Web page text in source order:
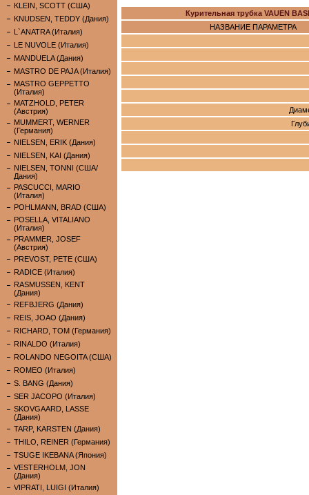
KLEIN, SCOTT (США)
KNUDSEN, TEDDY (Дания)
L`ANATRA (Италия)
LE NUVOLE (Италия)
MANDUELA (Дания)
MASTRO DE PAJA (Италия)
MASTRO GEPPETTO
(Италия)
MATZHOLD, PETER
(Австрия)
MUMMERT, WERNER
(Германия)
NIELSEN, ERIK (Дания)
NIELSEN, KAI (Дания)
NIELSEN, TONNI (США/
Дания)
PASCUCCI, MARIO
(Италия)
POHLMANN, BRAD (США)
POSELLA, VITALIANO
(Италия)
PRAMMER, JOSEF
(Австрия)
PREVOST, PETE (США)
RADICE (Италия)
RASMUSSEN, KENT
(Дания)
REFBJERG (Дания)
REIS, JOAO (Дания)
RICHARD, TOM (Германия)
RINALDO (Италия)
ROLANDO NEGOITA (США)
ROMEO (Италия)
S. BANG (Дания)
SER JACOPO (Италия)
SKOVGAARD, LASSE
(Дания)
TARP, KARSTEN (Дания)
THILO, REINER (Германия)
TSUGE IKEBANA (Япония)
VESTERHOLM, JON
(Дания)
VIPRATI, LUIGI (Италия)
Курительная трубка VAUEN
НАЗВАНИЕ ПАРАМЕТРА